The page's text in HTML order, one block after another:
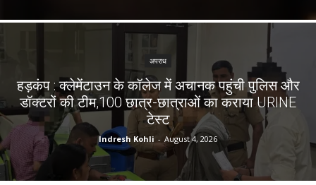
अपराध
हड़कंप : क्लेमेंटाउन के कॉलेज में अचानक पहुंची पुलिस और
डॉक्टरों की टीम,100 छात्र-छात्राओं का कराया URINE
टेस्ट
Indresh Kohli - August 4, 2026